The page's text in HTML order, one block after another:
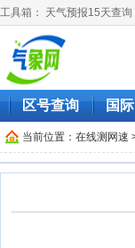
工具箱： 天气预报15天查询
区号查询 国
当前位置： 在线测网速